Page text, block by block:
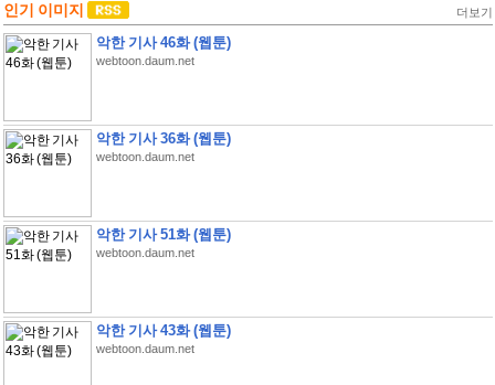
인기 이미지 더보기
악한 기사 46화 (웹툰)
webtoon.daum.net
악한 기사 36화 (웹툰)
webtoon.daum.net
악한 기사 51화 (웹툰)
webtoon.daum.net
악한 기사 43화 (웹툰)
webtoon.daum.net